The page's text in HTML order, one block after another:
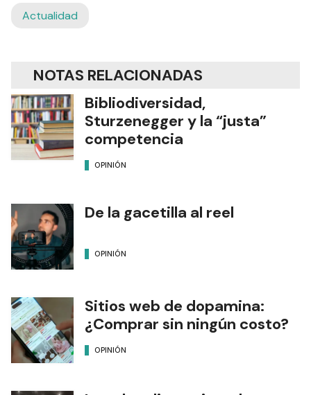
Actualidad
NOTAS RELACIONADAS
Bibliodiversidad,
Sturzenegger y la “justa”
competencia
OPINIÓN
De la gacetilla al reel
OPINIÓN
Sitios web de dopamina:
¿Comprar sin ningún costo?
OPINIÓN